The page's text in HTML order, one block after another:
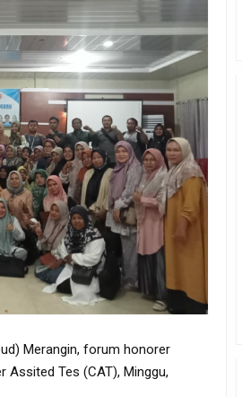
Merangin, forum honorer
Assited Tes (CAT), Minggu,